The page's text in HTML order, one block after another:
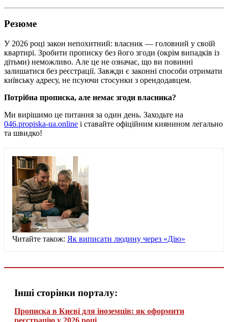
Резюме
У 2026 році закон непохитний: власник — головний у своїй
квартирі. Зробити прописку без його згоди (окрім випадків із
дітьми) неможливо. Але це не означає, що ви повинні
залишатися без реєстрації. Завжди є законні способи отримати
київську адресу, не псуючи стосунки з орендодавцем.
Потрібна прописка, але немає згоди власника?
Ми вирішимо це питання за один день. Заходьте на
046.propiska-ua.online і ставайте офіційним киянином легально
та швидко!
Читайте також: Як виписати людину через «Дію»
Інші сторінки порталу:
Прописка в Києві для іноземців: як оформити